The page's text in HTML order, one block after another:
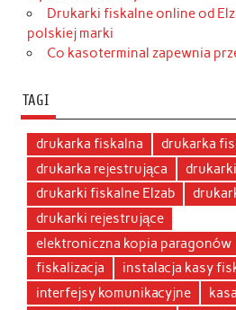
Drukarki fiskalne online od
polskiej marki
Co kasoterminal zapewnia
TAGI
drukarka fiskalna
drukarka
drukarka rejestrująca
drukarki fiskalne Elzab
drukarki rejestrujące
elektroniczna kopia paragonów
fiskalizacja
instalacja kasy
interfejsy komunikacyjne